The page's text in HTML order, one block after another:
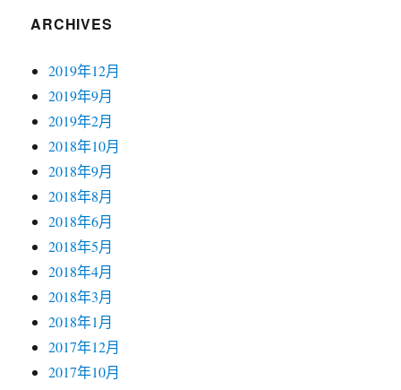
ARCHIVES
2019年12月
2019年9月
2019年2月
2018年10月
2018年9月
2018年8月
2018年6月
2018年5月
2018年4月
2018年3月
2018年1月
2017年12月
2017年10月